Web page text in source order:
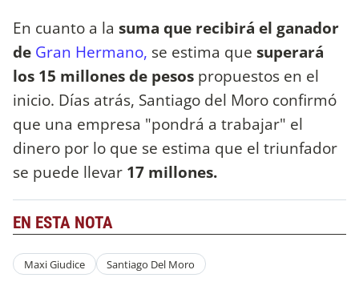
En cuanto a la suma que recibirá el ganador
de Gran Hermano, se estima que superará
los 15 millones de pesos propuestos en el
inicio. Días atrás, Santiago del Moro confirmó
que una empresa "pondrá a trabajar" el
dinero por lo que se estima que el triunfador
se puede llevar 17 millones.
EN ESTA NOTA
Maxi Giudice Santiago Del Moro